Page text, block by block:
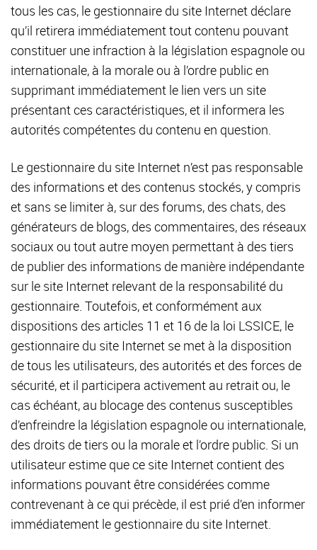
tous les cas, le gestionnaire du site Internet déclare
qu’il retirera immédiatement tout contenu pouvant
constituer une infraction à la législation espagnole ou
internationale, à la morale ou à l’ordre public en
supprimant immédiatement le lien vers un site
présentant ces caractéristiques, et il informera les
autorités compétentes du contenu en question.
Le gestionnaire du site Internet n’est pas responsable
des informations et des contenus stockés, y compris
et sans se limiter à, sur des forums, des chats, des
générateurs de blogs, des commentaires, des réseaux
sociaux ou tout autre moyen permettant à des tiers
de publier des informations de manière indépendante
sur le site Internet relevant de la responsabilité du
gestionnaire. Toutefois, et conformément aux
dispositions des articles 11 et 16 de la loi LSSICE, le
gestionnaire du site Internet se met à la disposition
de tous les utilisateurs, des autorités et des forces de
sécurité, et il participera activement au retrait ou, le
cas échéant, au blocage des contenus susceptibles
d’enfreindre la législation espagnole ou internationale,
des droits de tiers ou la morale et l’ordre public. Si un
utilisateur estime que ce site Internet contient des
informations pouvant être considérées comme
contrevenant à ce qui précède, il est prié d’en informer
immédiatement le gestionnaire du site Internet.